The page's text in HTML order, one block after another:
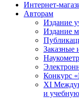
Интернет-
Авторам
Издание
Издание
Заказные
Конкурс
XI
и